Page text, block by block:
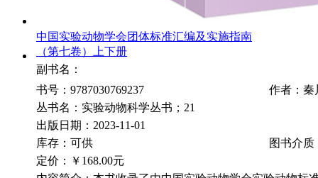
中国实验动物学会团体标准汇编及实施指南
（第七卷）上下册
副书名：
书号：9787030769237
作者：秦
丛书名：实验动物科学丛书；21
出版日期：2023-11-01
库存：可供
图书介质
定价：
￥168.00元